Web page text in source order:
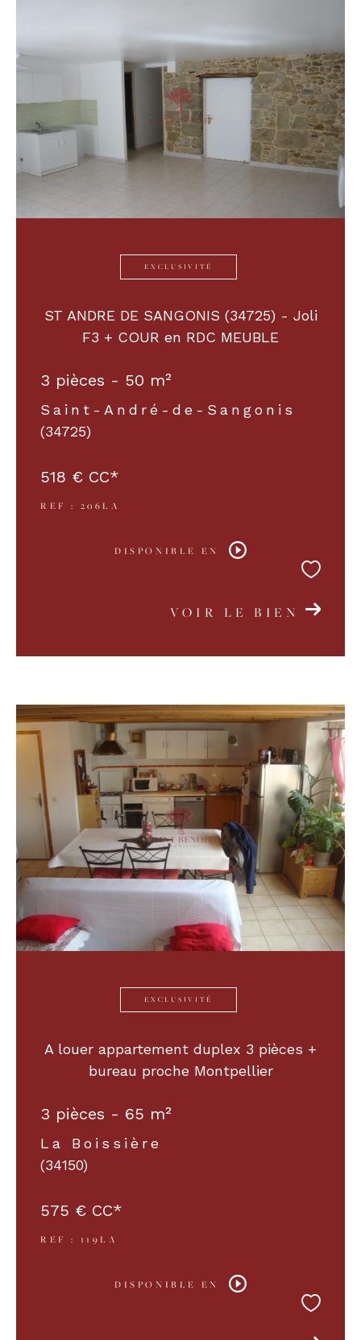
EXCLUSIVITÉ
ST ANDRE DE SANGONIS (34725) - Joli
F3 + COUR en RDC MEUBLE
3 pièces - 50 m²
Saint-André-de-Sangonis
(34725)
518 € CC*
REF : 206LA
DISPONIBLE EN
VOIR LE BIEN
EXCLUSIVITÉ
A louer appartement duplex 3 pièces +
bureau proche Montpellier
3 pièces - 65 m²
La Boissière
(34150)
575 € CC*
REF : 119LA
DISPONIBLE EN